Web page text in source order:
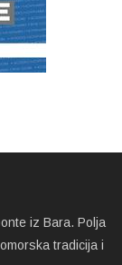
iz Bara. Polja
tradicija i